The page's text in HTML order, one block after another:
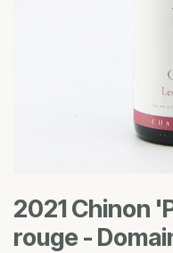
2021 Chinon
rouge -